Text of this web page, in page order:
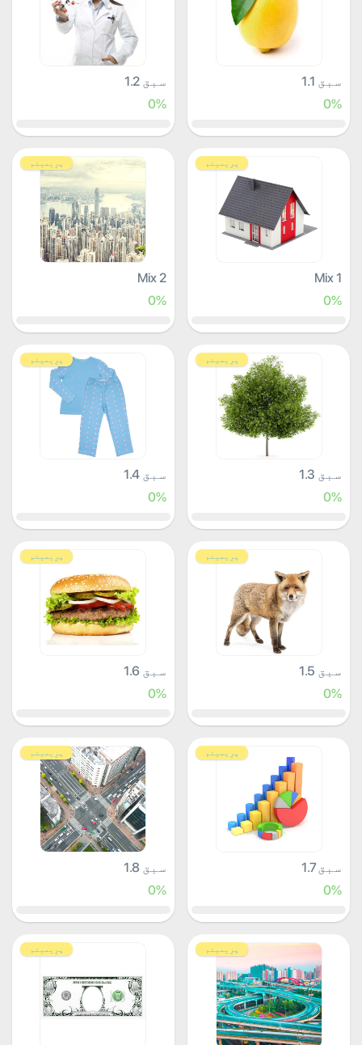
سبق 1.1
0%
سبق 1.2
0%
پرِیمیئم
Mix 1
0%
پرِیمیئم
Mix 2
0%
پرِیمیئم
سبق 1.3
0%
پرِیمیئم
سبق 1.4
0%
پرِیمیئم
سبق 1.5
0%
پرِیمیئم
سبق 1.6
0%
پرِیمیئم
سبق 1.7
0%
پرِیمیئم
سبق 1.8
0%
پرِیمیئم پرِیمیئم